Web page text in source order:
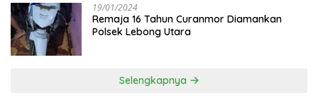
19/01/2024
Remaja 16 Tahun Curanmor Diamankan
Polsek Lebong Utara
Selengkapnya